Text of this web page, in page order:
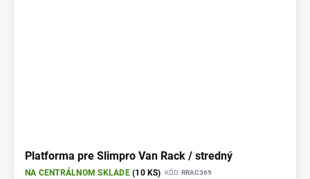
Platforma pre Slimpro Van Rack / stredný
NA CENTRÁLNOM SKLADE(10 KS) KÓD:RRAC369